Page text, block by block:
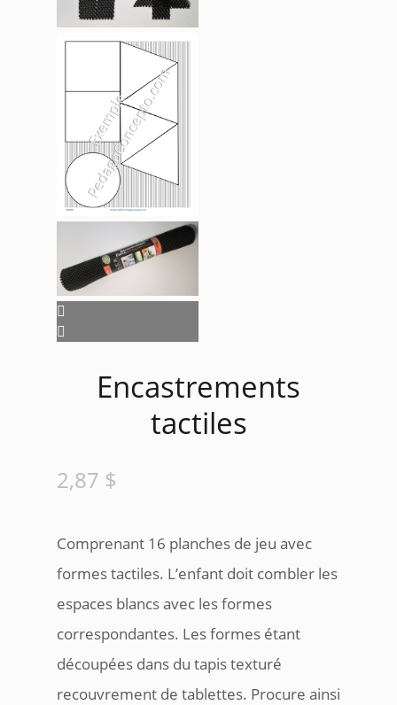
Encastrements
tactiles
2,87 $
Comprenant 16 planches de jeu avec
formes tactiles. L’enfant doit combler les
espaces blancs avec les formes
correspondantes. Les formes étant
découpées dans du tapis texturé
recouvrement de tablettes. Procure ainsi